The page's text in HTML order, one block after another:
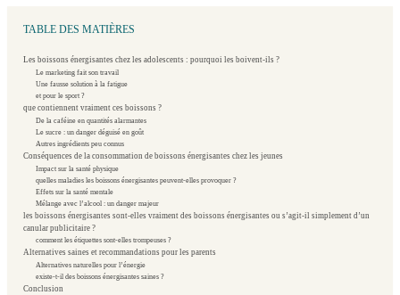
TABLE DES MATIÈRES
Les boissons énergisantes chez les adolescents : pourquoi les boivent-ils ?
Le marketing fait son travail
Une fausse solution à la fatigue
et pour le sport ?
que contiennent vraiment ces boissons ?
De la caféine en quantités alarmantes
Le sucre : un danger déguisé en goût
Autres ingrédients peu connus
Conséquences de la consommation de boissons énergisantes chez les jeunes
Impact sur la santé physique
quelles maladies les boissons énergisantes peuvent-elles provoquer ?
Effets sur la santé mentale
Mélange avec l’alcool : un danger majeur
les boissons énergisantes sont-elles vraiment des boissons énergisantes ou s’agit-il simplement d’un
canular publicitaire ?
comment les étiquettes sont-elles trompeuses ?
Alternatives saines et recommandations pour les parents
Alternatives naturelles pour l’énergie
existe-t-il des boissons énergisantes saines ?
Conclusion